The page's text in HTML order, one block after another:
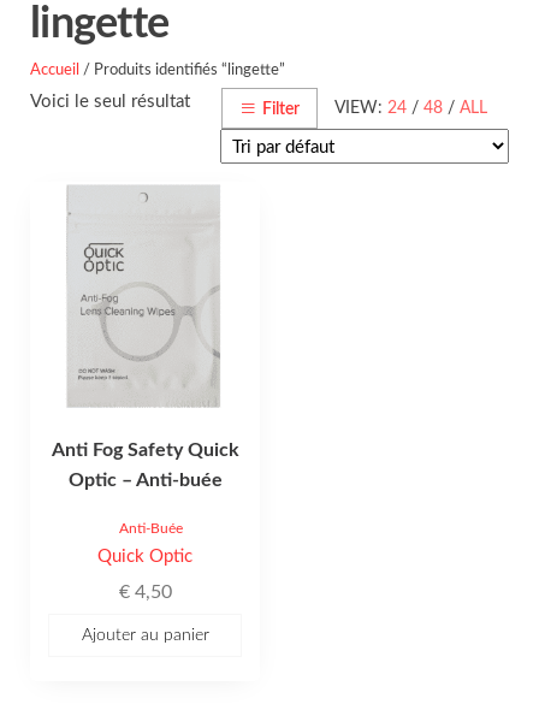
lingette
Accueil / Produits identifiés “lingette”
VIEW: 24 / 48 / ALL
Filter
Voici le seul résultat
Anti Fog Safety Quick
Optic – Anti-buée
Anti-Buée
Quick Optic
€4,50
Ajouter au panier